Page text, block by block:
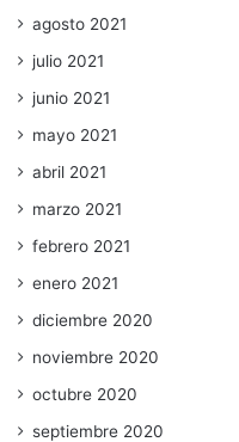
agosto 2021
julio 2021
junio 2021
mayo 2021
abril 2021
marzo 2021
febrero 2021
enero 2021
diciembre 2020
noviembre 2020
octubre 2020
septiembre 2020